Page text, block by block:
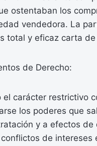
ostentaban los
vendedora. La
total y eficaz carta de
de Derecho:
carácter restrictivo
los poderes que
y a efectos de
de intereses